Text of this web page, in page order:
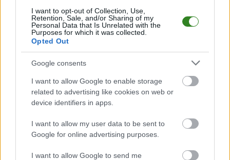
I want to opt-out of Collection, Use,
Retention, Sale, and/or Sharing of my
Personal Data that Is Unrelated with the
Purposes for which it was collected.
Opted Out
Google consents
I want to allow Google to enable storage
related to advertising like cookies on web or
device identifiers in apps.
I want to allow my user data to be sent to
Google for online advertising purposes.
I want to allow Google to send me
Stalowa Wola > Klasa A, gr. I. Spotkanie zostanie rozegrane w dniu 10
sierpnia 2025. Początek meczu o godz. 17:00.
Kolejarz Knapyprzystępuje do tego spotkania w roli gospodarza. Jak
drużyna radzi sobie w sezonie 2025/2026 rozgrywek Stalowa Wola >
Klasa A, gr. I przed własną publicznością? Na tej stronie możecie
zobaczyć tabelę uwzględniającą tylko mecze u siebie. W tabeli biorącej
spisuje się klubLZS Żabno.
Stalowa Wola > Klasa A, gr. I - sytuacja w tabeli
(Kolejarz Knapy) zajmują
13. miejsce
w tabeli. Goście (LZS Żabno) plasują
4. miejscu.
bramkowe.